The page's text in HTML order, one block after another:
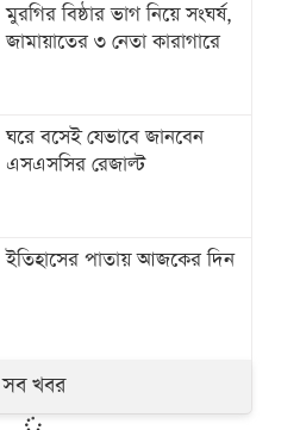
মুরগির বিষ্ঠার ভাগ নিয়ে সংঘর্ষ,
জামায়াতের ৩ নেতা কারাগারে
ঘরে বসেই যেভাবে জানবেন
এসএসসির রেজাল্ট
ইতিহাসের পাতায় আজকের দিন
সব খবর